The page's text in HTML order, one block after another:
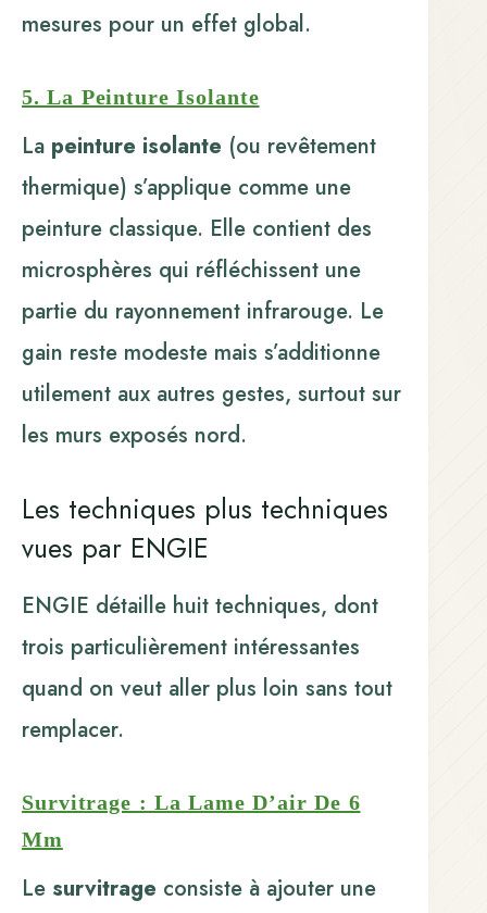
mesures pour un effet global.
5. La Peinture Isolante
La peinture isolante (ou revêtement
thermique) s’applique comme une
peinture classique. Elle contient des
microsphères qui réfléchissent une
partie du rayonnement infrarouge. Le
gain reste modeste mais s’additionne
utilement aux autres gestes, surtout sur
les murs exposés nord.
Les techniques plus techniques
vues par ENGIE
ENGIE détaille huit techniques, dont
trois particulièrement intéressantes
quand on veut aller plus loin sans tout
remplacer.
Survitrage : La Lame D’air De 6
Mm
Le survitrage consiste à ajouter une